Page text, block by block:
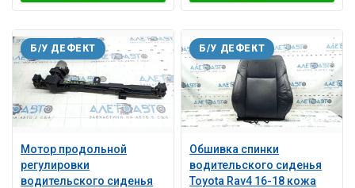
Мотор продольной
регулировки
водительского сиденья
Б/У ДЕФЕКТ
Обшивка спинки
водительского сиденья
Toyota Rav4 16-18 кожа
Б/У ДЕФЕКТ